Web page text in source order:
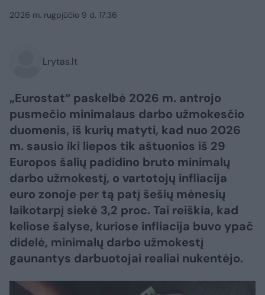
2026 m. rugpjūčio 9 d. 17:36
Lrytas.lt
„Eurostat“ paskelbė 2026 m. antrojo
pusmečio minimalaus darbo užmokesčio
duomenis, iš kurių matyti, kad nuo 2026
m. sausio iki liepos tik aštuonios iš 29
Europos šalių padidino bruto minimalų
darbo užmokestį, o vartotojų infliacija
euro zonoje per tą patį šešių mėnesių
laikotarpį siekė 3,2 proc. Tai reiškia, kad
keliose šalyse, kuriose infliacija buvo ypač
didelė, minimalų darbo užmokestį
gaunantys darbuotojai realiai nukentėjo.